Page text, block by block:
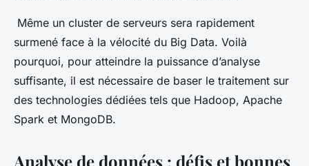
Même un cluster de serveurs sera rapidement
surmené face à la vélocité du Big Data. Voilà
pourquoi, pour atteindre la puissance d’analyse
suffisante, il est nécessaire de baser le traitement sur
des technologies dédiées tels que Hadoop, Apache
Spark et MongoDB.
Analyse de données : défis et bonnes